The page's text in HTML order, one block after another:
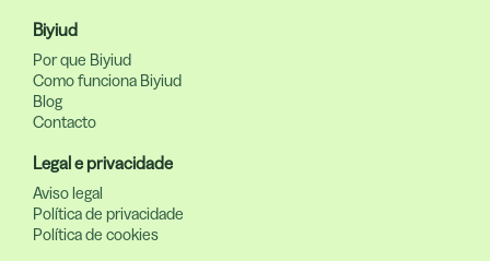
Biyiud
Por que Biyiud
Como funciona Biyiud
Blog
Contacto
Legal e privacidade
Aviso legal
Política de privacidade
Política de cookies